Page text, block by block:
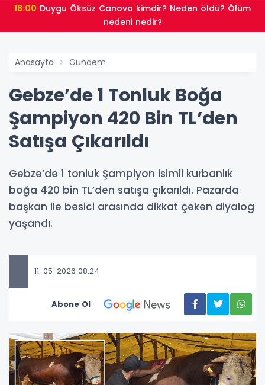
18:00
nedeni nedir?
Anasayfa Gündem
Gebze’de 1 Tonluk Boğa
Şampiyon 420 Bin TL’den
Satışa Çıkarıldı
Gebze’de 1 tonluk Şampiyon isimli kurbanlık
boğa 420 bin TL’den satışa çıkarıldı. Pazarda
başkan ile besici arasında dikkat çeken diyalog
yaşandı.
11-05-2026 08:24
Abone Ol